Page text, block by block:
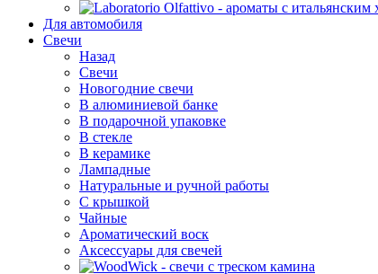
Для автомобиля
Свечи
Назад
Свечи
Новогодние свечи
В алюминиевой банке
В подарочной упаковке
В стекле
В керамике
Лампадные
Натуральные и ручной работы
С крышкой
Чайные
Ароматический воск
Аксессуары для свечей